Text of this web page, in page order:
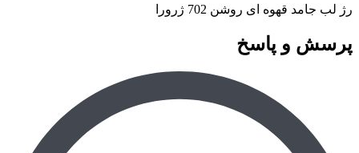
رژ لب جامد قهوه ای روشن 702 ژرورا
پرسش و پاسخ